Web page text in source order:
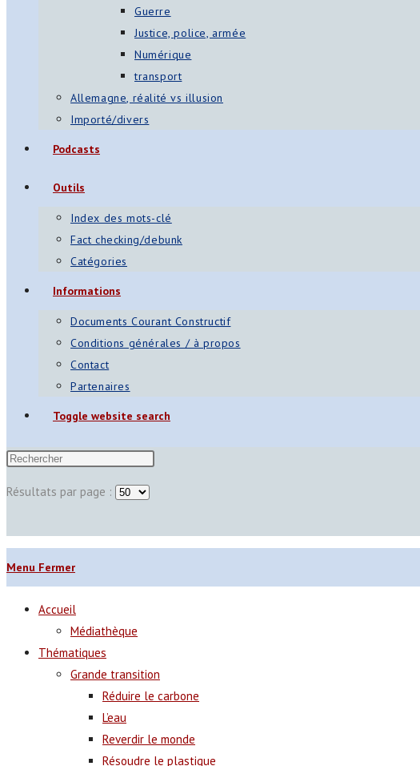
Guerre
Justice, police, armée
Numérique
transport
Allemagne, réalité vs illusion
Importé/divers
Podcasts
Outils
Index des mots-clé
Fact checking/debunk
Catégories
Informations
Documents Courant Constructif
Conditions générales / à propos
Contact
Partenaires
Toggle website search
Résultats par page :
Menu Fermer
Accueil
Médiathèque
Thématiques
Grande transition
Réduire le carbone
L’eau
Reverdir le monde
Résoudre le plastique